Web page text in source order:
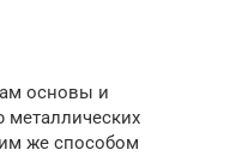
основы и
же способом